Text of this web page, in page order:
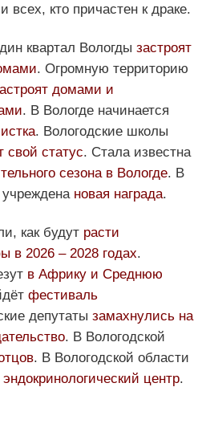
всех, кто причастен к драке.
квартал Вологды застроят
. Огромную территорию
домами и
. В Вологде начинается
. Вологодские школы
свой статус. Стала известна
сезона в Вологде. В
учреждена новая награда.
как будут расти
в 2026 – 2028 годах.
в Африку и Среднюю
фестиваль
депутаты замахнулись на
. В Вологодской
. В Вологодской области
центр.